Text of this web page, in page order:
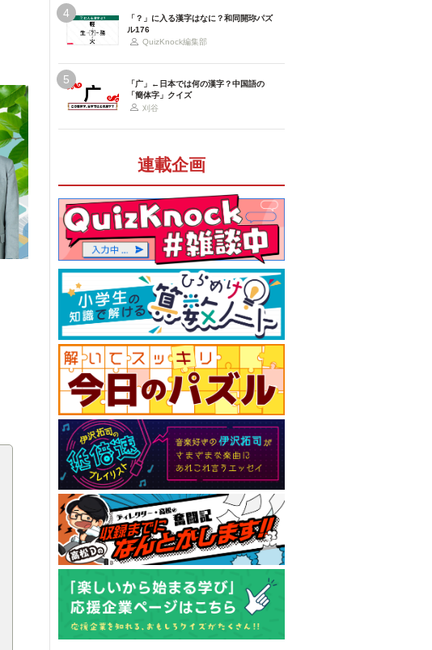
4
「？」に入る漢字はなに？和同開珎パズ
ル176
QuizKnock編集部
5
「广」←日本では何の漢字？中国語の
「簡体字」クイズ
刈谷
連載企画